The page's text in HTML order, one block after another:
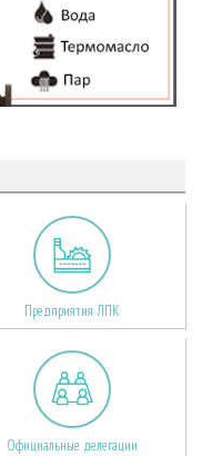
Предприятия ЛПК
Официальные делегации